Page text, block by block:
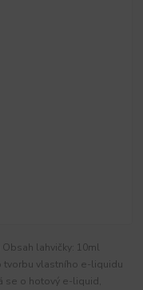
lahvičky: 10ml
tvorbu vlastního e-liquidu
se o hotový e-liquid,